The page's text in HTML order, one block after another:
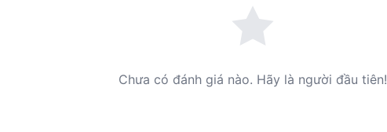
Chưa có đánh giá nào. Hãy là người đầu tiên!